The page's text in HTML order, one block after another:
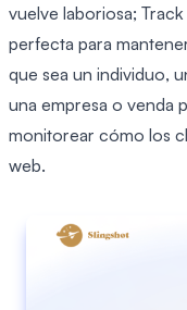
vuelve laboriosa;
perfecta para
que sea un individuo,
una empresa o venda
monitorear cómo los
web.